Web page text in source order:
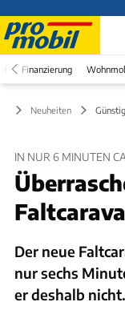
Finanzierung
Neuheiten
IN NUR 6 MINUTEN
Der neue
nur sechs
er deshalb